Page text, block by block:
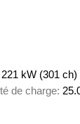
221 kW (301 ch)
de charge